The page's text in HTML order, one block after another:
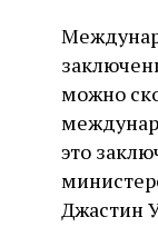
можно
это
Джастин
2